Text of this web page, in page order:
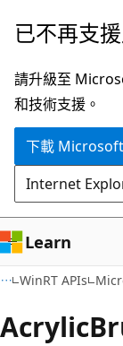
跳
主
要
內
跳
頁
面
內
覽
已不再支
請升級至
和技術支援。
下載
Internet
Learn
WinRT APIs
Acrylic